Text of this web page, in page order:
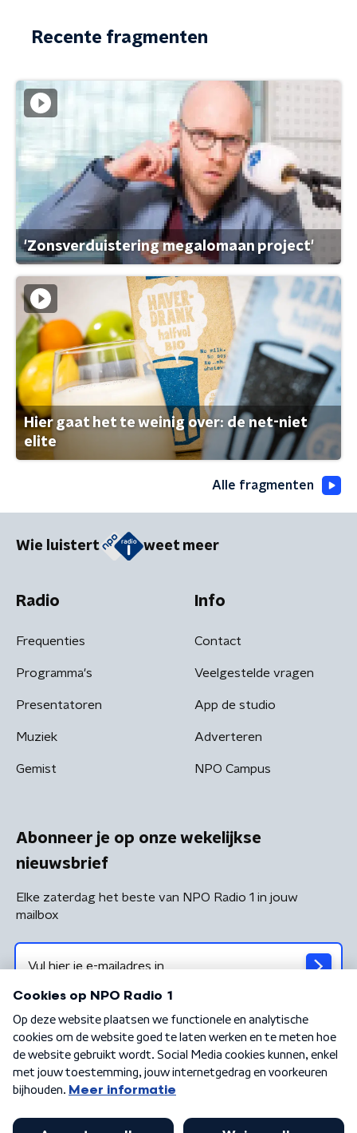
Recente fragmenten
'Zonsverduistering megalomaan project'
Hier gaat het te weinig over: de net-niet
elite
Alle fragmenten
Wie luistert weet meer
Radio
Frequenties
Programma's
Presentatoren
Muziek
Gemist
Info
Contact
Veelgestelde vragen
App de studio
Adverteren
NPO Campus
Abonneer je op onze wekelijkse
nieuwsbrief
Elke zaterdag het beste van NPO Radio 1 in jouw
mailbox
Algemene voorwaarden Privacybeleid